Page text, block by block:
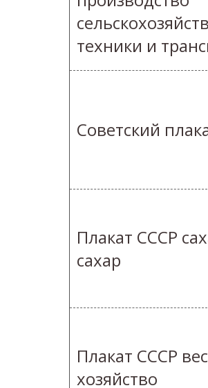
техники и
Советский
Плакат СССР
сахар
Плакат СССР
хозяйство